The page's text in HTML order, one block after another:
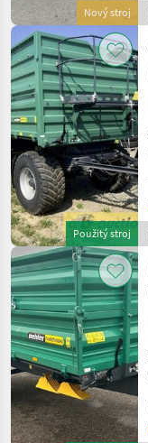
Nový stroj
Použitý stroj